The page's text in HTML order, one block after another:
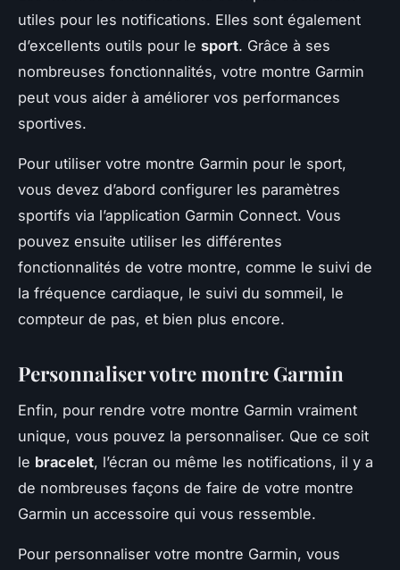
utiles pour les notifications. Elles sont également
d’excellents outils pour le sport. Grâce à ses
nombreuses fonctionnalités, votre montre Garmin
peut vous aider à améliorer vos performances
sportives.
Pour utiliser votre montre Garmin pour le sport,
vous devez d’abord configurer les paramètres
sportifs via l’application Garmin Connect. Vous
pouvez ensuite utiliser les différentes
fonctionnalités de votre montre, comme le suivi de
la fréquence cardiaque, le suivi du sommeil, le
compteur de pas, et bien plus encore.
Personnaliser votre montre Garmin
Enfin, pour rendre votre montre Garmin vraiment
unique, vous pouvez la personnaliser. Que ce soit
le bracelet, l’écran ou même les notifications, il y a
de nombreuses façons de faire de votre montre
Garmin un accessoire qui vous ressemble.
Pour personnaliser votre montre Garmin, vous